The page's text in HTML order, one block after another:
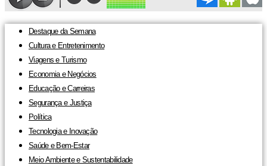
Destaque da Semana
Cultura e Entretenimento
Viagens e Turismo
Economia e Negócios
Educação e Carreiras
Segurança e Justiça
Política
Tecnologia e Inovação
Saúde e Bem-Estar
Meio Ambiente e Sustentabilidade